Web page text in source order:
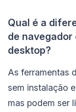
Qual é a
de
desktop?
As ferramentas
sem instalação
mas podem ser